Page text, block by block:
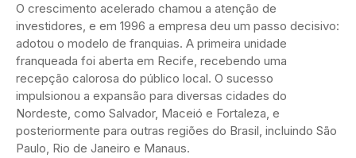
O crescimento acelerado chamou a atenção de
investidores, e em 1996 a empresa deu um passo decisivo:
adotou o modelo de franquias. A primeira unidade
franqueada foi aberta em Recife, recebendo uma
recepção calorosa do público local. O sucesso
impulsionou a expansão para diversas cidades do
Nordeste, como Salvador, Maceió e Fortaleza, e
posteriormente para outras regiões do Brasil, incluindo São
Paulo, Rio de Janeiro e Manaus.